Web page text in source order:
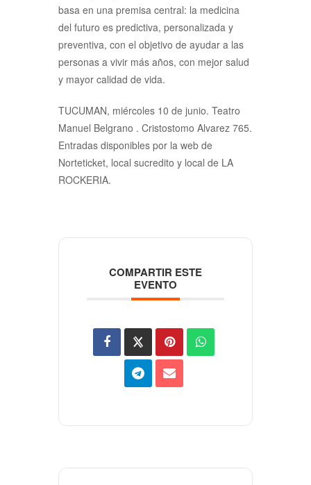
basa en una premisa central: la medicina
del futuro es predictiva, personalizada y
preventiva, con el objetivo de ayudar a las
personas a vivir más años, con mejor salud
y mayor calidad de vida.
TUCUMAN, miércoles 10 de junio. Teatro
Manuel Belgrano . Cristostomo Alvarez 765.
Entradas disponibles por la web de
Norteticket, local sucredito y local de LA
ROCKERIA.
COMPARTIR ESTE
EVENTO